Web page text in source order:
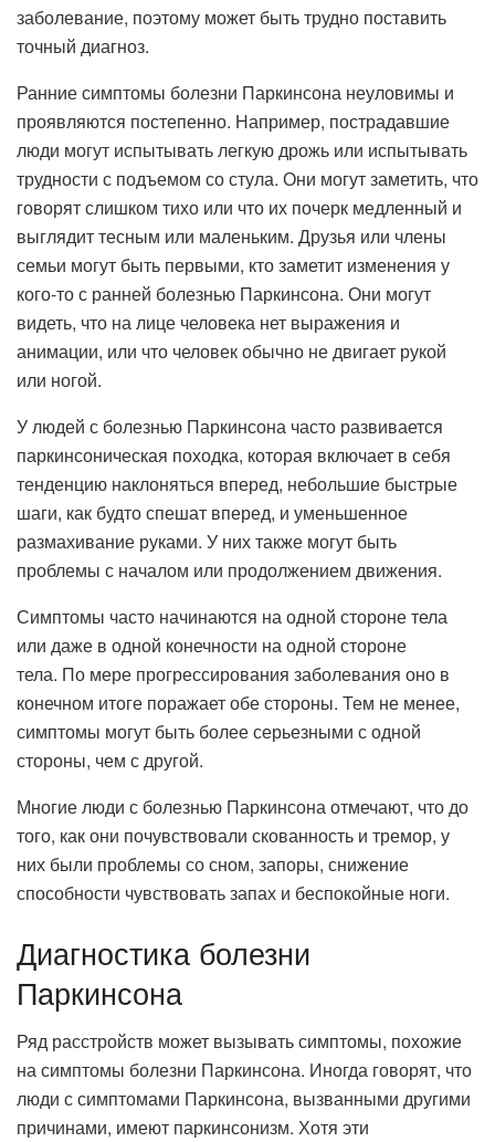
заболевание, поэтому может быть трудно поставить
точный диагноз.
Ранние симптомы болезни Паркинсона неуловимы и
проявляются постепенно. Например, пострадавшие
люди могут испытывать легкую дрожь или испытывать
трудности с подъемом со стула. Они могут заметить, что
говорят слишком тихо или что их почерк медленный и
выглядит тесным или маленьким. Друзья или члены
семьи могут быть первыми, кто заметит изменения у
кого-то с ранней болезнью Паркинсона. Они могут
видеть, что на лице человека нет выражения и
анимации, или что человек обычно не двигает рукой
или ногой.
У людей с болезнью Паркинсона часто развивается
паркинсоническая походка, которая включает в себя
тенденцию наклоняться вперед, небольшие быстрые
шаги, как будто спешат вперед, и уменьшенное
размахивание руками. У них также могут быть
проблемы с началом или продолжением движения.
Симптомы часто начинаются на одной стороне тела
или даже в одной конечности на одной стороне
тела. По мере прогрессирования заболевания оно в
конечном итоге поражает обе стороны. Тем не менее,
симптомы могут быть более серьезными с одной
стороны, чем с другой.
Многие люди с болезнью Паркинсона отмечают, что до
того, как они почувствовали скованность и тремор, у
них были проблемы со сном, запоры, снижение
способности чувствовать запах и беспокойные ноги.
Диагностика болезни
Паркинсона
Ряд расстройств может вызывать симптомы, похожие
на симптомы болезни Паркинсона. Иногда говорят, что
люди с симптомами Паркинсона, вызванными другими
причинами, имеют паркинсонизм. Хотя эти